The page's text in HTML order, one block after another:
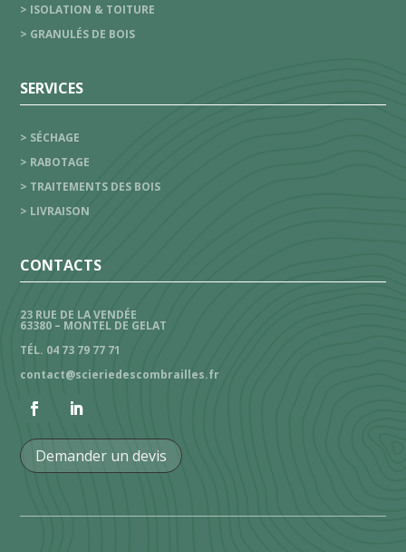
> ISOLATION & TOITURE
> GRANULÉS DE BOIS
SERVICES
> SÉCHAGE
> RABOTAGE
> TRAITEMENTS DES BOIS
> LIVRAISON
CONTACTS
23 RUE DE LA VENDÉE
63380 – MONTEL DE GELAT
TÉL. 04 73 79 77 71
contact@scieriedescombrailles.fr
Demander un devis